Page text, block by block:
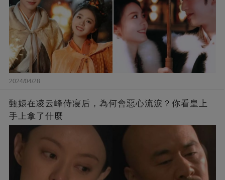
2024/04/28
甄嬛在凌云峰侍寢后，為何會惡心流淚？你看皇上
手上拿了什麼